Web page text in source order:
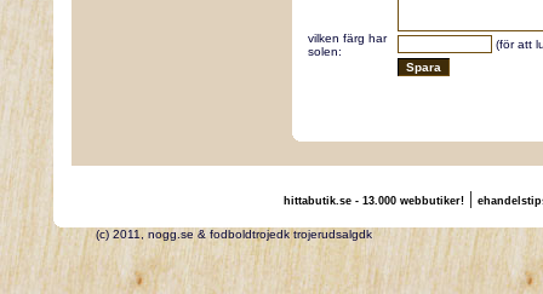
vilken färg har
solen:
(för att
hittabutik.se - 13.000 webbutiker!|
(c) 2011, nogg.se & fodboldtrojedk trojerudsalgdk